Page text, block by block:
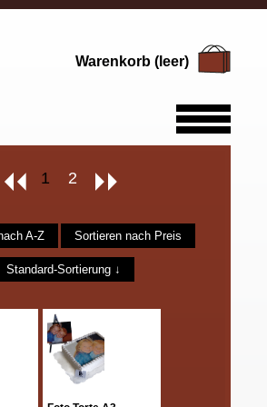
Warenkorb (leer)
1 2
A-Z Sortieren nach Preis
Standard-Sortierung ↓